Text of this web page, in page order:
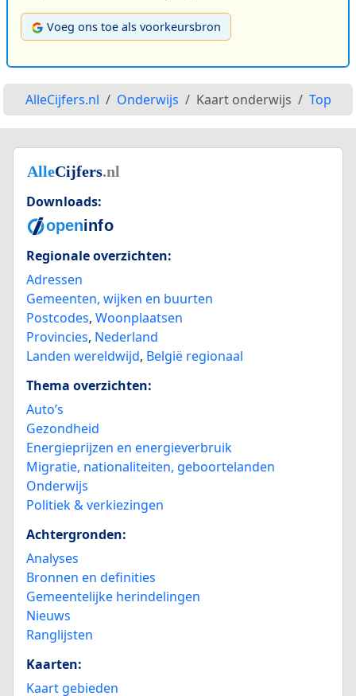
Voeg ons toe als voorkeursbron
AlleCijfers.nl Onderwijs Kaart onderwijs Top
Downloads:
Regionale overzichten:
Adressen
Gemeenten, wijken en buurten
Postcodes, Woonplaatsen
Provincies, Nederland
Landen wereldwijd, België regionaal
Thema overzichten:
Auto’s
Gezondheid
Energieprijzen en energieverbruik
Migratie, nationaliteiten, geboortelanden
Onderwijs
Politiek & verkiezingen
Achtergronden:
Analyses
Bronnen en definities
Gemeentelijke herindelingen
Nieuws
Ranglijsten
Kaarten:
Kaart gebieden